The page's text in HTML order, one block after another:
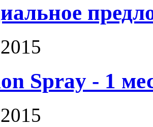
Spray - 1